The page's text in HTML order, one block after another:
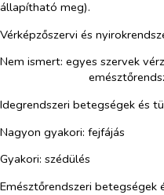
állapítható meg).
Vérképzőszervi és
Nem ismert: egyes szervek
Idegrendszeri betegségek és
Nagyon gyakori: fejfájás
Gyakori: szédülés
Emésztőrendszeri betegségek